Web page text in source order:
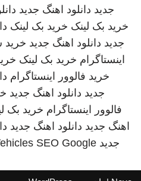
جدید دانلود اهنگ جدید
خرید بک لینک خرید بک لینک
جدید دانلود اهنگ جدید
اینستاگرام خرید بک لینک
خرید فالوور اینستاگرام
جدید دانلود اهنگ جدید
فالوور اینستاگرام خرید بک
اهنگ جدید دانلود اهنگ جدید
جدید SEO Google